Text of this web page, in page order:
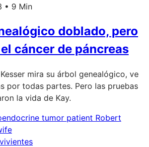
• 9 Min
doblado, pero
cáncer de páncreas
mira su árbol genealógico, ve
por todas partes. Pero las pruebas
la vida de Kay.